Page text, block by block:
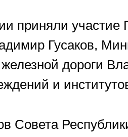
приняли
Гусаков,
железной дороги
и
Совета